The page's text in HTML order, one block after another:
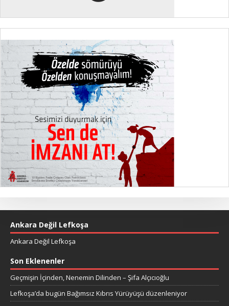
Ankara Değil Lefkoşa
Ankara Değil Lefkoşa
Son Eklenenler
Geçmişin İçinden, Nenemin Dilinden – Şifa Alçıcıoğlu
Lefkoşa’da bugün Bağımsız Kıbrıs Yürüyüşü düzenleniyor